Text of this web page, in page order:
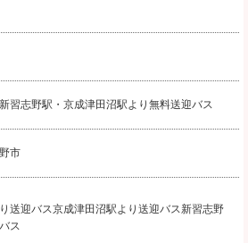
習志野駅・京成津田沼駅より無料送迎バス
市
送迎バス京成津田沼駅より送迎バス新習志野
ス